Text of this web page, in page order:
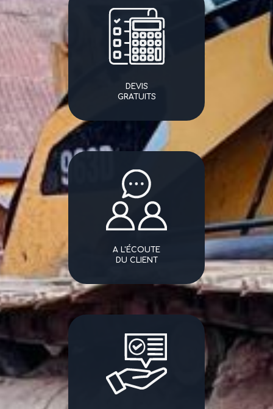
DEVIS
GRATUITS
A L'ÉCOUTE
DU CLIENT